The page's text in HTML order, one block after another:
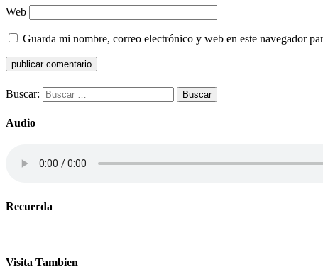
Web
Guarda mi nombre, correo electrónico y web en este navegador
Buscar:
Audio
Recuerda
Visita Tambien